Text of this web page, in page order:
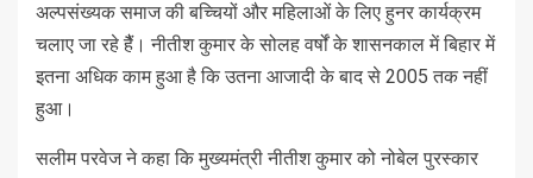
अल्पसंख्यक समाज की बच्चियों और महिलाओं के लिए हुनर कार्यक्रम
चलाए जा रहे हैैं। नीतीश कुमार के सोलह वर्षों के शासनकाल में बिहार में
इतना अधिक काम हुआ है कि उतना आजादी के बाद से 2005 तक नहीं
हुआ।
सलीम परवेज ने कहा कि मुख्यमंत्री नीतीश कुमार को नोबेल पुरस्कार